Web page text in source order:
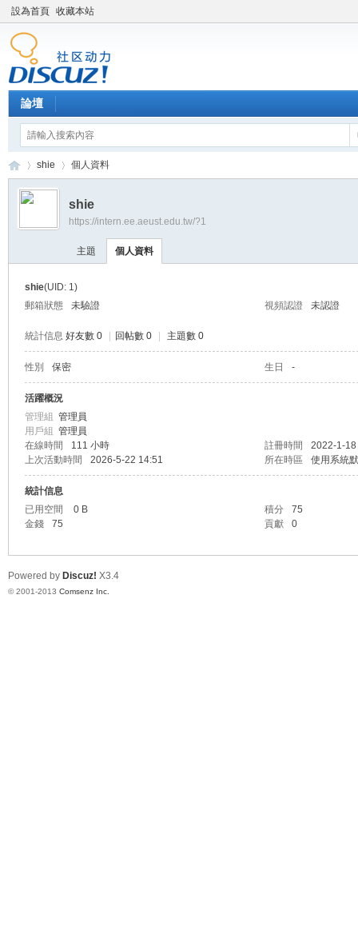
設為首頁 收藏本站
論壇
實
›
shie
›
個人資料
shie
https://intern.ee.aeust.edu.tw/?1
主題 個人資料
shie(UID: 1)
郵箱狀態
未驗證 視頻認證 未認證
統計信息 好友數 0 回帖數 0 主題數 0
性別 保密 生日 -
活躍概況
管理組 管理員
用戶組 管理員
在線時間
111 小時 註冊時間
2022-1-
上次活動時間
2026-5-22 14:51 所在時區 使用系統
統計信息
已用空間
0 B 積分
75
金錢
75 貢獻 0
Powered by Discuz! X3.4
© 2001-2013 Comsenz Inc.